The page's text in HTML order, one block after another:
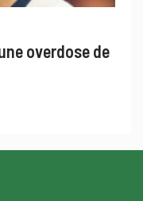
overdose de